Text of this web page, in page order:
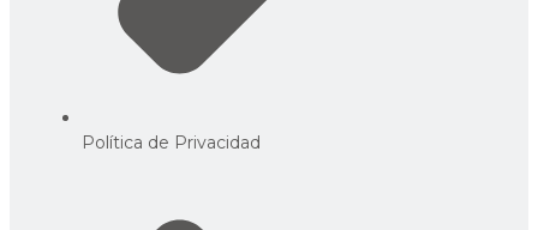
Política de Privacidad